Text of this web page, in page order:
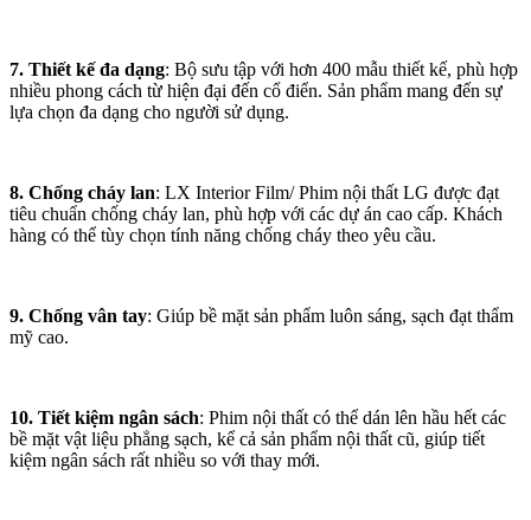
7. Thiết kế đa dạng: Bộ sưu tập với hơn 400 mẫu thiết kế, phù hợp
nhiều phong cách từ hiện đại đến cổ điển. Sản phẩm mang đến sự
lựa chọn đa dạng cho người sử dụng.
8. Chống cháy lan: LX Interior Film/ Phim nội thất LG được đạt
tiêu chuẩn chống cháy lan, phù hợp với các dự án cao cấp. Khách
hàng có thể tùy chọn tính năng chống cháy theo yêu cầu.
9. Chống vân tay: Giúp bề mặt sản phẩm luôn sáng, sạch đạt thẩm
mỹ cao.
10. Tiết kiệm ngân sách: Phim nội thất có thể dán lên hầu hết các
bề mặt vật liệu phẳng sạch, kể cả sản phẩm nội thất cũ, giúp tiết
kiệm ngân sách rất nhiều so với thay mới.